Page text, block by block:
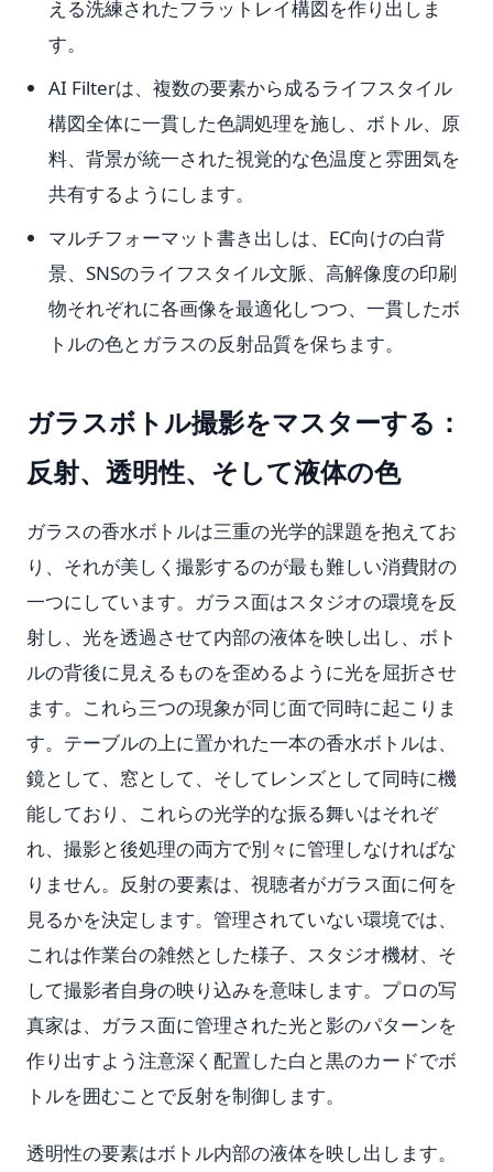
える洗練されたフラットレイ構図を作り出しま
す。
AI Filterは、複数の要素から成るライフスタイル
構図全体に一貫した色調処理を施し、ボトル、原
料、背景が統一された視覚的な色温度と雰囲気を
共有するようにします。
マルチフォーマット書き出しは、EC向けの白背
景、SNSのライフスタイル文脈、高解像度の印刷
物それぞれに各画像を最適化しつつ、一貫したボ
トルの色とガラスの反射品質を保ちます。
ガラスボトル撮影をマスターする：
反射、透明性、そして液体の色
ガラスの香水ボトルは三重の光学的課題を抱えてお
り、それが美しく撮影するのが最も難しい消費財の
一つにしています。ガラス面はスタジオの環境を反
射し、光を透過させて内部の液体を映し出し、ボト
ルの背後に見えるものを歪めるように光を屈折させ
ます。これら三つの現象が同じ面で同時に起こりま
す。テーブルの上に置かれた一本の香水ボトルは、
鏡として、窓として、そしてレンズとして同時に機
能しており、これらの光学的な振る舞いはそれぞ
れ、撮影と後処理の両方で別々に管理しなければな
りません。反射の要素は、視聴者がガラス面に何を
見るかを決定します。管理されていない環境では、
これは作業台の雑然とした様子、スタジオ機材、そ
して撮影者自身の映り込みを意味します。プロの写
真家は、ガラス面に管理された光と影のパターンを
作り出すよう注意深く配置した白と黒のカードでボ
トルを囲むことで反射を制御します。
透明性の要素はボトル内部の液体を映し出します。